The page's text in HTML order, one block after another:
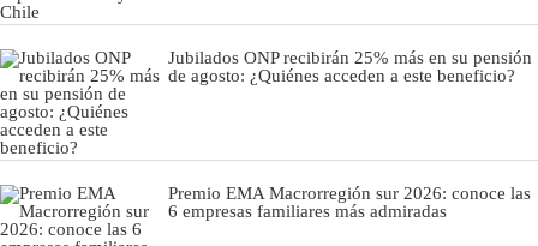
Jubilados ONP recibirán 25% más en su pensión
de agosto: ¿Quiénes acceden a este beneficio?
Premio EMA Macrorregión sur 2026: conoce las
6 empresas familiares más admiradas